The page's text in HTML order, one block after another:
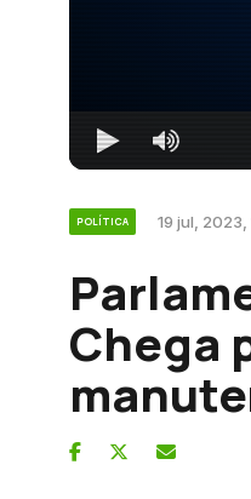
POLÍTICA 19 jul, 2023,
Chega